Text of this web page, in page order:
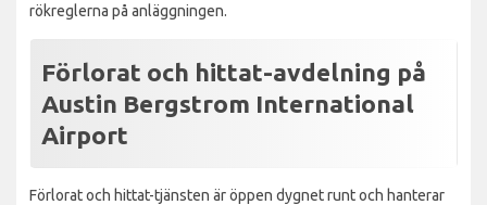
rökreglerna på anläggningen.
Förlorat och hittat-avdelning på
Austin Bergstrom International
Airport
Förlorat och hittat-tjänsten är öppen dygnet runt och hanterar